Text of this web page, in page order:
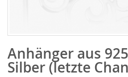
Anfang
der
Bildgalerie
Anhänger aus
Silber (letzte